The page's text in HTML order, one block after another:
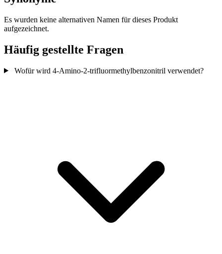
Es wurden keine alternativen Namen für dieses Produkt
aufgezeichnet.
Häufig gestellte Fragen
Wofür wird 4-Amino-2-trifluormethylbenzonitril verwendet?